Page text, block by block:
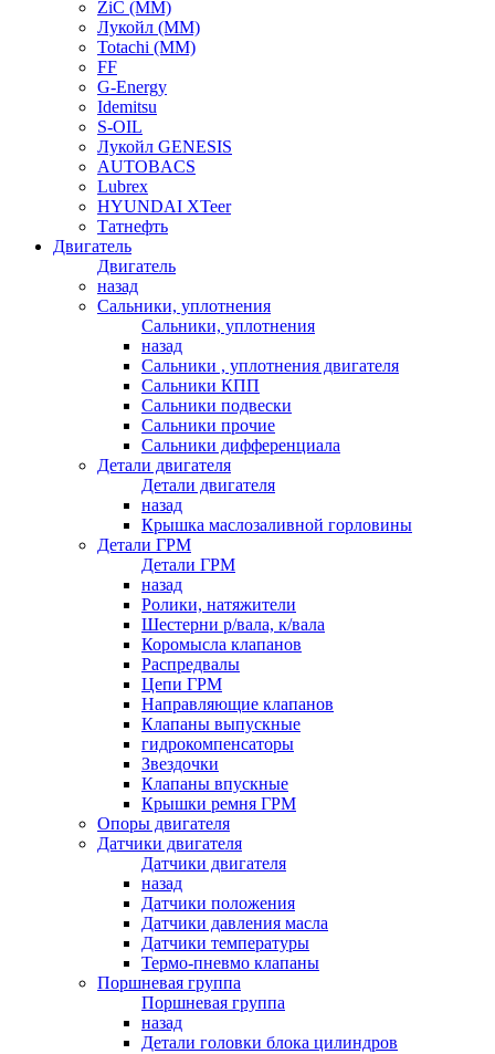
ZiC (ММ)
Лукойл (ММ)
Totachi (MM)
FF
G-Energy
Idemitsu
S-OIL
Лукойл GENESIS
AUTOBACS
Lubrex
HYUNDAI XTeer
Татнефть
Двигатель
Двигатель
назад
Сальники, уплотнения
Сальники, уплотнения
назад
Сальники , уплотнения двигателя
Сальники КПП
Сальники подвески
Сальники прочие
Сальники дифференциала
Детали двигателя
Детали двигателя
назад
Крышка маслозаливной горловины
Детали ГРМ
Детали ГРМ
назад
Ролики, натяжители
Шестерни р/вала, к/вала
Коромысла клапанов
Распредвалы
Цепи ГРМ
Направляющие клапанов
Клапаны выпускные
гидрокомпенсаторы
Звездочки
Клапаны впускные
Крышки ремня ГРМ
Опоры двигателя
Датчики двигателя
Датчики двигателя
назад
Датчики положения
Датчики давления масла
Датчики температуры
Термо-пневмо клапаны
Поршневая группа
Поршневая группа
назад
Детали головки блока цилиндров